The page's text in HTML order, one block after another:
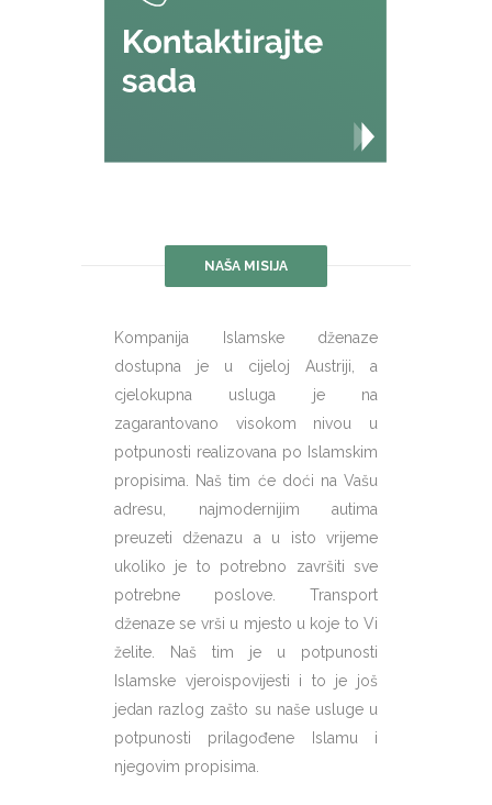
NAŠA MISIJA
Kompanija Islamske dženaze
dostupna je u cijeloj Austriji, a
cjelokupna usluga je na
zagarantovano visokom nivou u
potpunosti realizovana po Islamskim
propisima. Naš tim će doći na Vašu
adresu, najmodernijim autima
preuzeti dženazu a u isto vrijeme
ukoliko je to potrebno završiti sve
potrebne poslove. Transport
dženaze se vrši u mjesto u koje to Vi
želite. Naš tim je u potpunosti
Islamske vjeroispovijesti i to je još
jedan razlog zašto su naše usluge u
potpunosti prilagođene Islamu i
njegovim propisima.